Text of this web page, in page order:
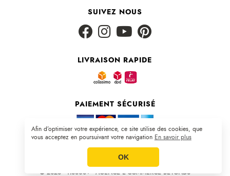
Afin d’optimiser votre expérience, ce site utilise des cookies, que
vous acceptez en poursuivant votre navigation En savoir plus
OK
SUIVEZ NOUS
LIVRAISON RAPIDE
PAIEMENT SÉCURISÉ
| CGV | Mentions légales
© 2026 - TISSUS+ - AGENCE E-COMMERCE BEYONDS